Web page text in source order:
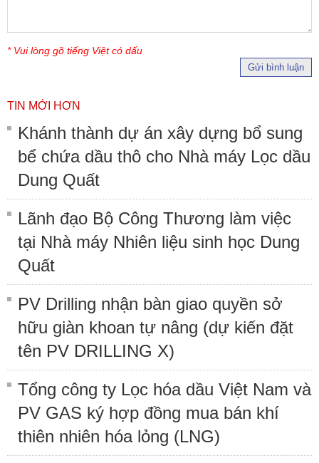
* Vui lòng gõ tiếng Việt có dấu
Gửi bình luận
TIN MỚI HƠN
Khánh thành dự án xây dựng bổ sung
bể chứa dầu thô cho Nhà máy Lọc dầu
Dung Quất
Lãnh đạo Bộ Công Thương làm việc
tại Nhà máy Nhiên liệu sinh học Dung
Quất
PV Drilling nhận bàn giao quyền sở
hữu giàn khoan tự nâng (dự kiến đặt
tên PV DRILLING X)
Tổng công ty Lọc hóa dầu Việt Nam và
PV GAS ký hợp đồng mua bán khí
thiên nhiên hóa lỏng (LNG)